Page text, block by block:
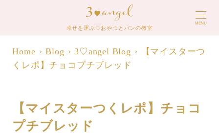
幸せを運ぶ♡おやつとパンの教室
MENU
Home Blog 3♡angel Blog
【マイスターつ
くレポ】チョコプチブレッド
【マイスターつくレポ】チョコ
プチブレッド